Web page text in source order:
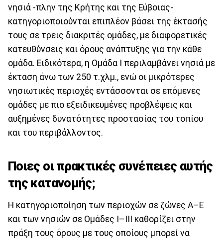
νησιά -πλην της Κρήτης και της Εύβοιας-
κατηγοριοποιούνται επιπλέον βάσει της έκτασής
τους σε τρεις διακριτές ομάδες, με διαφορετικές
κατευθύνσεις και όρους ανάπτυξης για την κάθε
ομάδα. Ειδικότερα, η Ομάδα Ι περιλαμβάνει νησιά με
έκταση άνω των 250 τ.χλμ., ενώ οι μικρότερες
νησιωτικές περιοχές εντάσσονται σε επόμενες
ομάδες με πιο εξειδικευμένες προβλέψεις και
αυξημένες δυνατότητες προστασίας του τοπίου
και του περιβάλλοντος.
Ποιες οι πρακτικές συνέπειες αυτής
της κατανομής;
Η κατηγοριοποίηση των περιοχών σε ζώνες Α–Ε
και των νησιών σε Ομάδες Ι–ΙΙΙ καθορίζει στην
πράξη τους όρους με τους οποίους μπορεί να